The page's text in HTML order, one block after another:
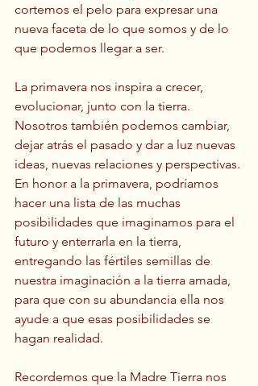
cortemos el pelo para expresar una
nueva faceta de lo que somos y de lo
que podemos llegar a ser.
La primavera nos inspira a crecer,
evolucionar, junto con la tierra.
Nosotros también podemos cambiar,
dejar atrás el pasado y dar a luz nuevas
ideas, nuevas relaciones y perspectivas.
En honor a la primavera, podríamos
hacer una lista de las muchas
posibilidades que imaginamos para el
futuro y enterrarla en la tierra,
entregando las fértiles semillas de
nuestra imaginación a la tierra amada,
para que con su abundancia ella nos
ayude a que esas posibilidades se
hagan realidad.
Recordemos que la Madre Tierra nos